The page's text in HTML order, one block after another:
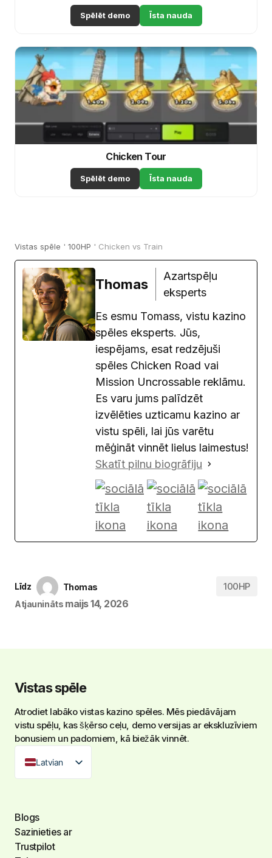
Spēlēt demo Īsta nauda
Chicken Tour
Spēlēt demo Īsta nauda
Vistas spēle ' 100HP ' Chicken vs Train
Thomas
Azartspēļu
eksperts
Es esmu Tomass, vistu kazino
spēles eksperts. Jūs,
iespējams, esat redzējuši
spēles Chicken Road vai
Mission Uncrossable reklāmu.
Es varu jums palīdzēt
izvēlēties uzticamu kazino ar
vistu spēli, lai jūs varētu
mēģināt vinnēt lielus laimestus!
Skatīt pilnu biogrāfiju
Līdz
Thomas
Atjaunināts maijs 14, 2026
100HP
Vistas spēle
Atrodiet labākovistas kazino spēles. Mēs piedāvājam
vistu spēļu, kas šķērso ceļu, demo versijas ar ekskluzīviem
bonusiem un padomiem, kā biežāk vinnēt.
Latvian
Blogs
Sazinieties ar
Trustpilot